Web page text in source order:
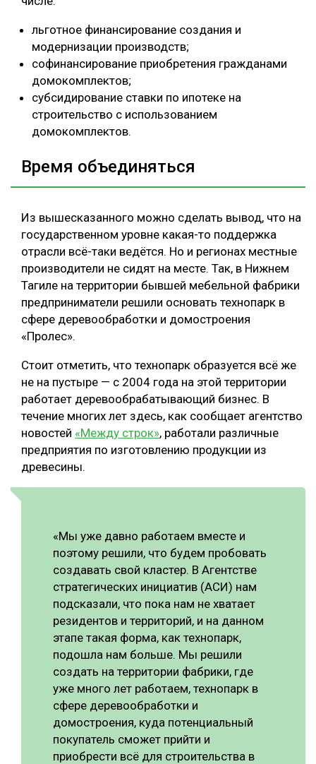
льготное финансирование создания и
модернизации производств;
софинансирование приобретения гражданами
домокомплектов;
субсидирование ставки по ипотеке на
строительство с использованием
домокомплектов.
Время объединяться
Из вышесказанного можно сделать вывод, что на
государственном уровне какая-то поддержка
отрасли всё-таки ведётся. Но и регионах местные
производители не сидят на месте. Так, в Нижнем
Тагиле на территории бывшей мебельной фабрики
предприниматели решили основать технопарк в
сфере деревообработки и домостроения
«Пролес».
Стоит отметить, что технопарк образуется всё же
не на пустыре — с 2004 года на этой территории
работает деревообрабатывающий бизнес. В
течение многих лет здесь, как сообщает агентство
новостей «Между строк», работали различные
предприятия по изготовлению продукции из
древесины.
«Мы уже давно работаем вместе и
поэтому решили, что будем пробовать
создавать свой кластер. В Агентстве
стратегических инициатив (АСИ) нам
подсказали, что пока нам не хватает
резидентов и территорий, и на данном
этапе такая форма, как технопарк,
подошла нам больше. Мы решили
создать на территории фабрики, где
уже много лет работаем, технопарк в
сфере деревообработки и
домостроения, куда потенциальный
покупатель сможет прийти и
приобрести всё для строительства в